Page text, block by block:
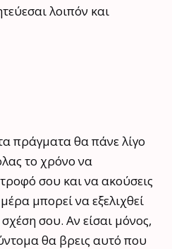
λοιπόν και
πράγματα θα πάνε λίγο
το χρόνο να
σου και να ακούσεις
μπορεί να εξελιχθεί
σου. Αν είσαι μόνος,
θα βρεις αυτό που